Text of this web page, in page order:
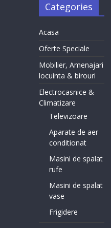
Categories
Acasa
Oferte Speciale
Mobilier, Amenajari
locuinta & birouri
Electrocasnice &
Climatizare
Televizoare
Aparate de aer
conditionat
Masini de spalat
rufe
Masini de spalat
vase
Frigidere